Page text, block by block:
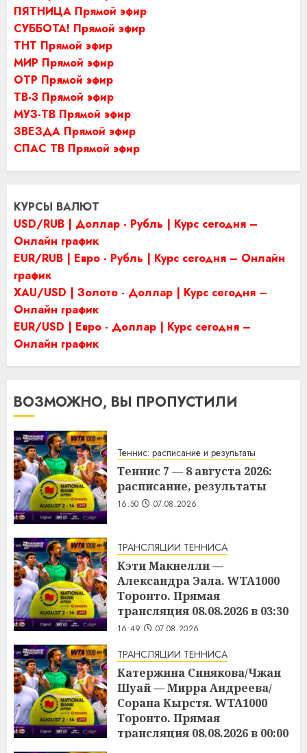
ПЯТНИЦА Прямой эфир
СУББОТА! Прямой эфир
ТНТ Прямой эфир
МИР Прямой эфир
ОТР Прямой эфир
ТВ-3 Прямой эфир
МУЗ-ТВ Прямой эфир
ЗВЕЗДА Прямой эфир
СПАС ТВ Прямой эфир
КУРСЫ ВАЛЮТ
USD/RUB | Доллар - Рубль | Курс сегодня –
Онлайн график
EUR/RUB | Евро - Рубль | Курс сегодня – Онлайн
график
XAU/USD | Золото - Доллар | Курс сегодня –
Онлайн график
EUR/USD | Евро - Доллар | Курс сегодня –
Онлайн график
ВОЗМОЖНО, ВЫ ПРОПУСТИЛИ
Теннис: расписание и результаты
Теннис 7 — 8 августа 2026:
расписание, результаты
16:50 07.08.2026
ТРАНСЛЯЦИИ ТЕННИСА
Кэти Макнелли —
Александра Эала. WTA1000
Торонто. Прямая
трансляция 08.08.2026 в 03:30
16:49 07.08.2026
ТРАНСЛЯЦИИ ТЕННИСА
Катержина Синякова/Чжан
Шуай — Мирра Андреева/
Сорана Кырстя. WTA1000
Торонто. Прямая
трансляция 08.08.2026 в 00:00